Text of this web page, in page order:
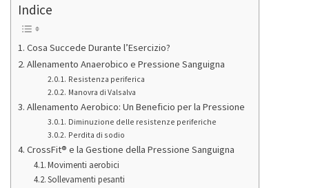
Indice
Cosa Succede Durante l’Esercizio?
Allenamento Anaerobico e Pressione Sanguigna
Resistenza periferica
Manovra di Valsalva
Allenamento Aerobico: Un Beneficio per la Pressione
Diminuzione delle resistenze periferiche
Perdita di sodio
CrossFit® e la Gestione della Pressione Sanguigna
Movimenti aerobici
Sollevamenti pesanti